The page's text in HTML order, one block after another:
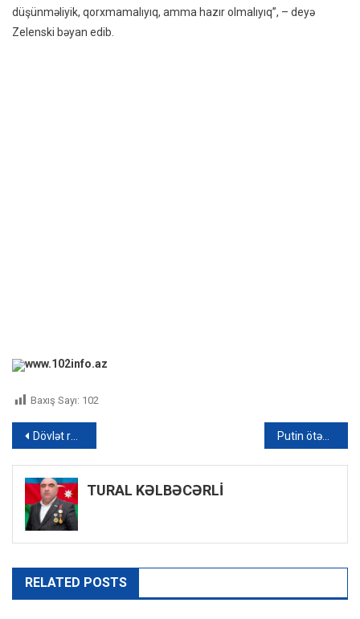
düşünməliyik, qorxmamalıyıq, amma hazır olmalıyıq”, – deyə
Zelenski bəyan edib.
www.102info.az
Baxış Sayı: 102
Yazı
naviqasiyası
Dövlət rüsumu tutulan sənədlərin sayı artdı – QƏRAR Putin ötən il nə qədər qazanıb?
TURAL KƏLBƏCƏRLİ
RELATED POSTS